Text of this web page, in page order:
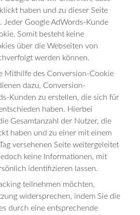
haben und zu dieser Seite
Jeder Google AdWords-Kunde
Somit besteht keine
über die Webseiten von
werden können.
Mithilfe des Conversion-Cookie
dazu, Conversion-
Kunden zu erstellen, die sich für
haben. Hierbei
Gesamtanzahl der Nutzer, die
haben und zu einer mit einem
versehenen Seite weitergeleitet
keine Informationen, mit
identifizieren lassen.
teilnehmen möchten,
widersprechen, indem Sie die
durch eine entsprechende